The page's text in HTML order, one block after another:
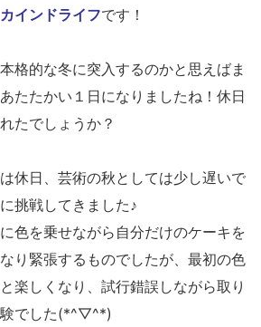
カインドライフです！
格的な冬に突入するのかと思えばま
たたかい１日になりましたね！休日
たでしょうか？
休日、芸術の秋としては少し遅いで
挑戦してきました♪
色を乗せながら自分だけのケーキを
り緊張するものでしたが、最初の色
楽しくなり、試行錯誤しながら取り
験でした(*^▽^*)